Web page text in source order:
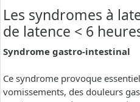
Les syndromes à
de latence < 6
Syndrome gastro-intestinal
Ce syndrome provoque
vomissements, des douleurs